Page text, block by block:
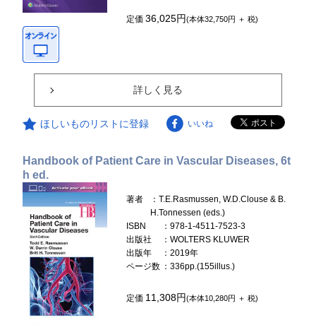
定価36,025円(本体32,750円 ＋ 税)
詳しく見る
ほしいものリストに登録 いいね
Handbook of Patient Care in Vascular Diseases, 6t
h ed.
著者
：T.E.Rasmussen, W.D.Clouse & B.
H.Tonnessen (eds.)
ISBN
：978-1-4511-7523-3
出版社
：WOLTERS KLUWER
出版年
：2019年
ページ数 ：336pp.(155illus.)
定価 11,308円(本体10,280円 ＋ 税)